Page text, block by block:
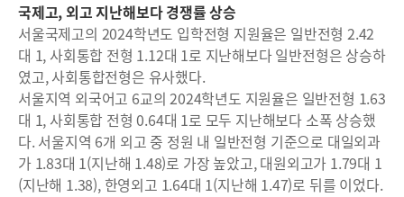
국제고, 외고 지난해보다 경쟁률 상승
서울국제고의 2024학년도 입학전형 지원율은 일반전형 2.42
대 1, 사회통합 전형 1.12대 1로 지난해보다 일반전형은 상승하
였고, 사회통합전형은 유사했다.
서울지역 외국어고 6교의 2024학년도 지원율은 일반전형 1.63
대 1, 사회통합 전형 0.64대 1로 모두 지난해보다 소폭 상승했
다. 서울지역 6개 외고 중 정원 내 일반전형 기준으로 대일외과
가 1.83대 1(지난해 1.48)로 가장 높았고, 대원외고가 1.79대 1
(지난해 1.38), 한영외고 1.64대 1(지난해 1.47)로 뒤를 이었다.